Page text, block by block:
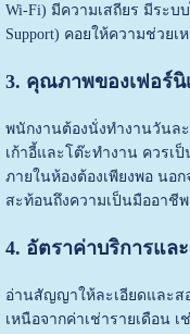
Wi-Fi) มีความเสถียร มีระ
Support) คอยให้ความช่วยเ
3. คุณภาพของเฟอร์นิ
พนักงานต้องนั่งทำงานวันล
เก้าอี้และโต๊ะทำงาน ควรเ
ภายในห้องต้องเพียงพอ นอ
สะท้อนถึงความเป็นมืออา
4. อัตราค่าบริการแล
อ่านสัญญาให้ละเอียดและส
เหนือจากค่าเช่ารายเดือน เ